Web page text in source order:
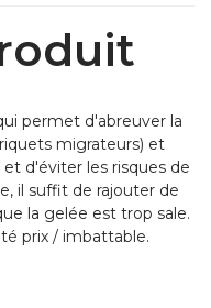
permet d'abreuver la
migrateurs) et
d'éviter les risques de
il suffit de rajouter de
la gelée est trop sale.
prix / imbattable.